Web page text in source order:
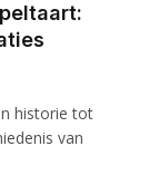
historie tot
van